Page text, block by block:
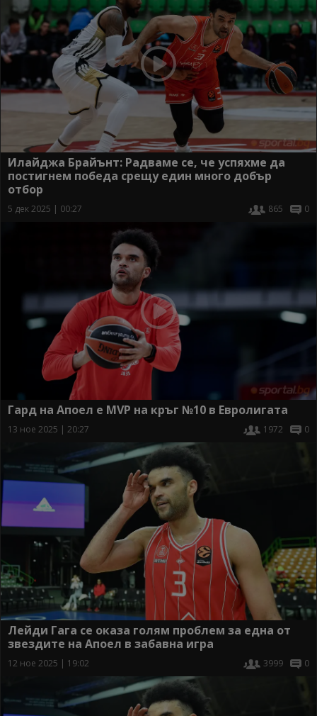
Илайджа Брайънт: Радваме се, че успяхме да
постигнем победа срещу един много добър
отбор
5 дек 2025 | 00:27 865 0
Гард на Апоел е MVP на кръг №10 в Евролигата
13 ное 2025 | 20:27 1972 0
Лейди Гага се оказа голям проблем за една от
звездите на Апоел в забавна игра
12 ное 2025 | 19:02 3999 0